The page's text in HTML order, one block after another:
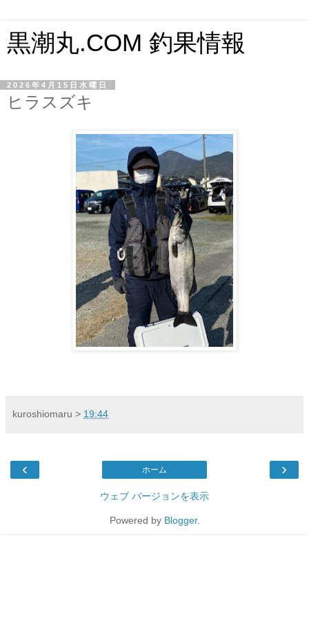
黒潮丸.COM 釣果情報
2026年4月15日水曜日
ヒラスズキ
kuroshiomaru > 19:44
‹ ›
ホーム
ウェブ バージョンを表示
Powered by Blogger.